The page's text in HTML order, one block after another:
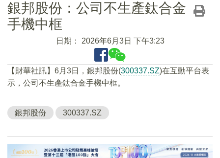
銀邦股份：公司不生產鈦合金
手機中框
日期： 2026年6月3日 下午3:23
【財華社訊】6月3日，銀邦股份(300337.SZ)在互動平台表
示，公司不生產鈦合金手機中框。
銀邦股份 300337.SZ